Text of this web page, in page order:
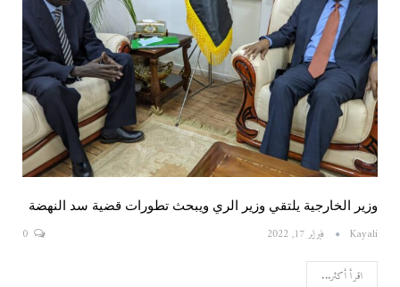
وزير الخارجية يلتقي وزير الري ويبحث تطورات قضية سد النهضة
Kayali فبراير 17, 2022
اقرأ أكثر...